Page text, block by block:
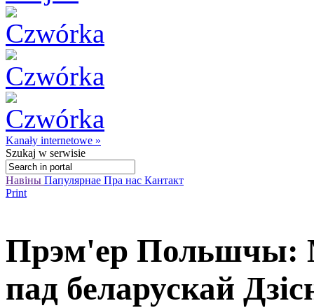
Kanały internetowe »
Szukaj w serwisie
Навіны Папулярнае Пра нас Кантакт
Print
Прэм'ер Польшчы:
пад беларускай